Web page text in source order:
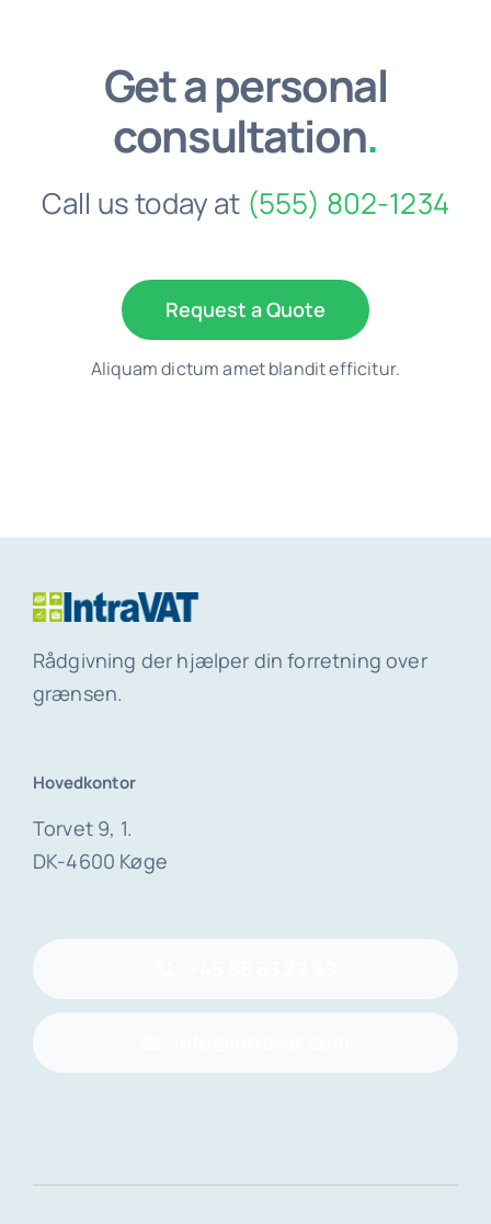
Get a personal
consultation.
Call us today at (555) 802-1234
Request a Quote
Aliquam dictum amet blandit efficitur.
Rådgivning der hjælper din forretning over
grænsen.
Hovedkontor
Torvet 9, 1.
DK-4600 Køge